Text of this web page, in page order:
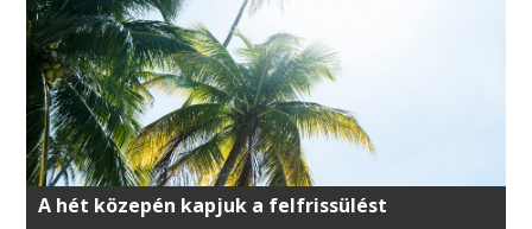
A hét közepén kapjuk a felfrissülést